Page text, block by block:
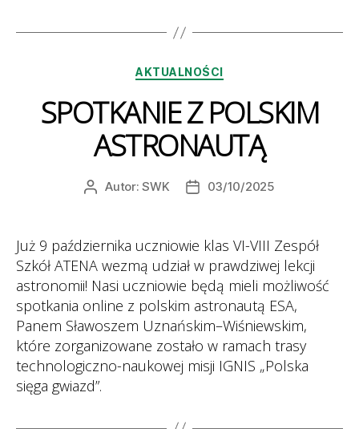
Kategorie
AKTUALNOŚCI
SPOTKANIE Z POLSKIM
ASTRONAUTĄ
AutorAutor:SWK
Data03/10/2025
Już 9 października uczniowie klas VI-VIII Zespół
Szkół ATENA wezmą udział w prawdziwej lekcji
astronomii! Nasi uczniowie będą mieli możliwość
spotkania online z polskim astronautą ESA,
Panem Sławoszem Uznańskim–Wiśniewskim,
które zorganizowane zostało w ramach trasy
technologiczno-naukowej misji IGNIS „Polska
sięga gwiazd”.